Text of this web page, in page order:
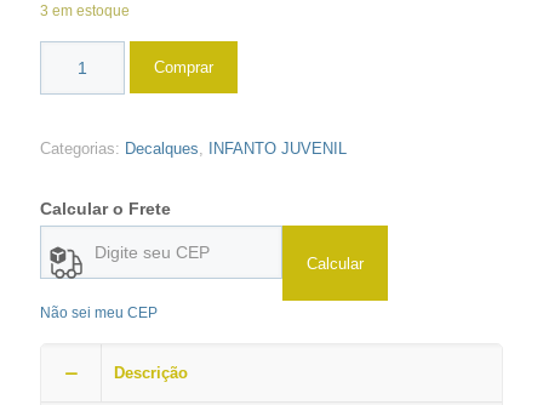
3 em estoque
Comprar
Categorias: Decalques INFANTO JUVENIL
Calcular o Frete
Calcular
Não sei meu CEP
Descrição